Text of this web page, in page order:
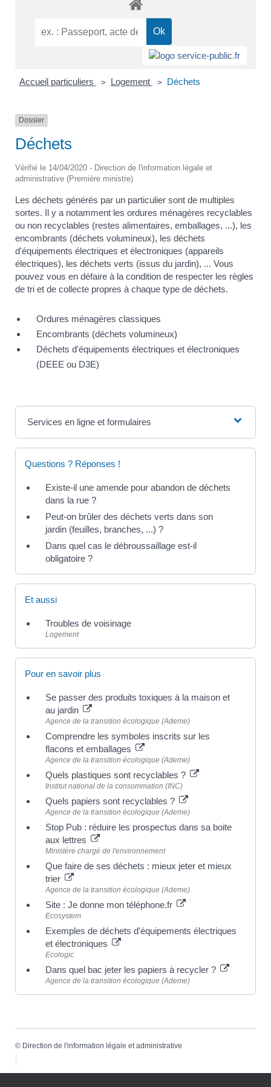
Accueil particuliers > Logement > Déchets
Dossier
Déchets
Vérifié le 14/04/2020 - Direction de l'information légale et
administrative (Première ministre)
Les déchets générés par un particulier sont de multiples
sortes. Il y a notamment les ordures ménagères recyclables
ou non recyclables (restes alimentaires, emballages, ...), les
encombrants (déchets volumineux), les déchets
d'équipements électriques et électroniques (appareils
électriques), les déchets verts (issus du jardin), ... Vous
pouvez vous en défaire à la condition de respecter les règles
de tri et de collecte propres à chaque type de déchets.
Ordures ménagères classiques
Encombrants (déchets volumineux)
Déchets d'équipements électriques et électroniques
(DEEE ou D3E)
Services en ligne et formulaires
Questions ? Réponses !
Existe-il une amende pour abandon de déchets
dans la rue ?
Peut-on brûler des déchets verts dans son
jardin (feuilles, branches, ...) ?
Dans quel cas le débroussaillage est-il
obligatoire ?
Et aussi
Troubles de voisinage
Logement
Pour en savoir plus
Se passer des produits toxiques à la maison et
au jardin
Agence de la transition écologique (Ademe)
Comprendre les symboles inscrits sur les
flacons et emballages
Agence de la transition écologique (Ademe)
Quels plastiques sont recyclables ?
Institut national de la consommation (INC)
Quels papiers sont recyclables ?
Agence de la transition écologique (Ademe)
Stop Pub : réduire les prospectus dans sa boite
aux lettres
Ministère chargé de l'environnement
Que faire de ses déchets : mieux jeter et mieux
trier
Agence de la transition écologique (Ademe)
Site : Je donne mon téléphone.fr
Ecosystem
Exemples de déchets d'équipements électriques
et électroniques
Ecologic
Dans quel bac jeter les papiers à recycler ?
Agence de la transition écologique (Ademe)
© Direction de l'information légale et administrative